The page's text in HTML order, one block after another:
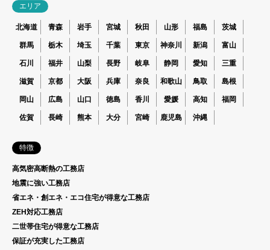
エリア
北海道 青森 岩手 宮城 秋田 山形 福島 茨城
群馬 栃木 埼玉 千葉 東京 神奈川 新潟 富山
石川 福井 山梨 長野 岐阜 静岡 愛知 三重
滋賀 京都 大阪 兵庫 奈良 和歌山 鳥取 島根
岡山 広島 山口 徳島 香川 愛媛 高知 福岡
佐賀 長崎 熊本 大分 宮崎 鹿児島 沖縄
特徴
高気密高断熱の工務店
地震に強い工務店
省エネ・創エネ・エコ住宅が得意な工務店
ZEH対応工務店
二世帯住宅が得意な工務店
保証が充実した工務店